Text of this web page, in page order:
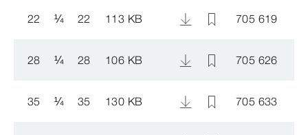
22 ¼ 22 113 KB 705 619
28 ¼ 28 106 KB 705 626
35 ¼ 35 130 KB 705 633